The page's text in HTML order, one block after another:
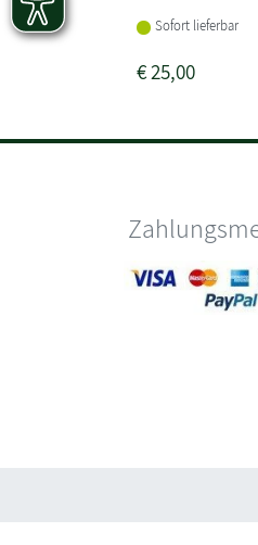
Sofort lieferbar
€25,00